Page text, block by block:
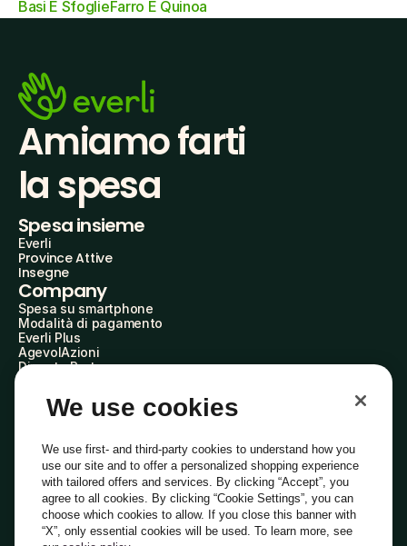
Basi E SfoglieFarro E Quinoa
Amiamo farti
la spesa
Spesa insieme
Everli
Province Attive
Insegne
Company
Spesa su smartphone
Modalità di pagamento
Everli Plus
AgevolAzioni
Diventa Partner
Everli Shoppers
About Us
Everli News
Domande frequenti
Lavora con noi
Diventa Shopper
Investitori
PrivacyCookiePreferenze Cookie
Termini e CondizioniCodice Etico
We use cookies
We use first- and third-party cookies to understand how you
use our site and to offer a personalized shopping experience
with tailored offers and services. By clicking “Accept”, you
agree to all cookies. By clicking “Cookie Settings”, you can
choose which cookies to allow. If you close this banner with
“X”, only essential cookies will be used. To learn more, see